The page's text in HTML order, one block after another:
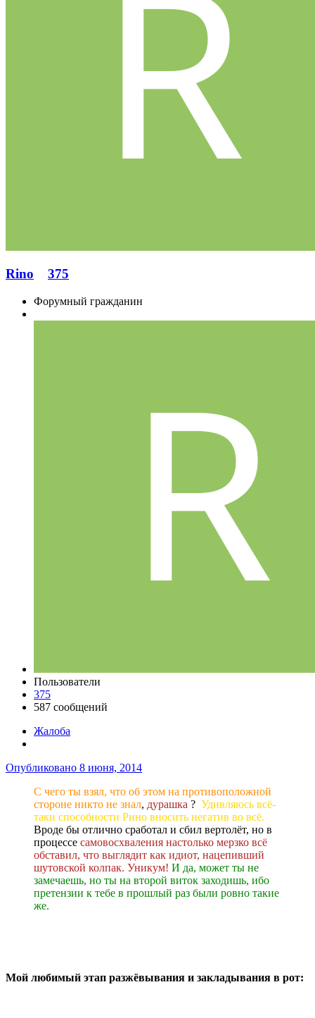
Rino 375
Форумный гражданин
Пользователи
375
587 сообщений
Жалоба
Опубликовано 8 июня, 2014
C чего ты взял, что об этом на противоположной
стороне никто не знал, дурашка ? Удивляюсь всё-
таки способности Рино вносить негатив во всё.
Вроде бы отлично сработал и сбил вертолёт, но в
процессе самовосхваления настолько мерзко всё
обставил, что выглядит как идиот, нацепивший
шутовской колпак. Уникум! И да, может ты не
замечаешь, но ты на второй виток заходишь, ибо
претензии к тебе в прошлый раз были ровно такие
же.
Мой любимый этап разжёвывания и закладывания в рот: